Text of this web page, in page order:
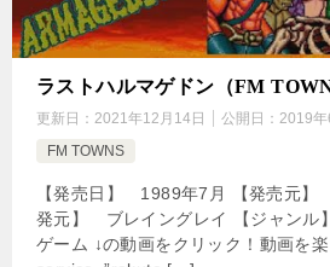
ラストハルマゲドン（FM
更新日： 2021年12月14日 公開日： 2019年
FM TOWNS
【発売日】 1989年7月 【発売元】
発元】 ブレイングレイ 【ジャンル
ゲーム ↓の動画をクリック！動画を